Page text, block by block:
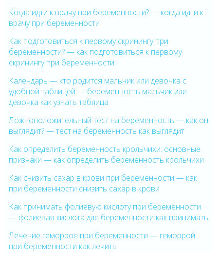
Когда идти к врачу при беременности? — когда идти к
врачу при беременности
Как подготовиться к первому скринингу при
беременности? — как подготовиться к первому
скринингу при беременности
Календарь — кто родится мальчик или девочка с
удобной таблицей — беременность мальчик или
девочка как узнать таблица
Ложноположительный тест на беременность — как он
выглядит? — тест на беременность как выглядит
Как определить беременность крольчихи: основные
признаки — как определить беременность крольчихи
Как снизить сахар в крови при беременности — как
при беременности снизить сахар в крови
Как принимать фолиевую кислоту при беременности
— фолиевая кислота для беременности как принимать
Лечение геморроя при беременности — геморрой
при беременности как лечить